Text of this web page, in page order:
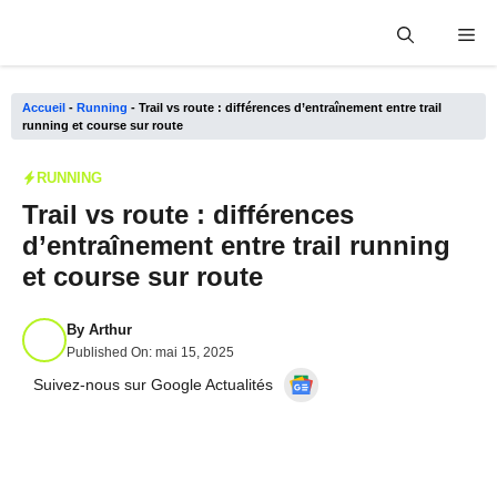
Accueil - Running - Trail vs route : différences d’entraînement entre trail
running et course sur route
RUNNING
Trail vs route : différences
d’entraînement entre trail running
et course sur route
By Arthur
Published On: mai 15, 2025
Suivez-nous sur Google Actualités